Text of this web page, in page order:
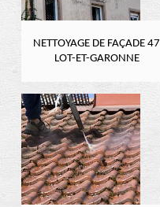
NETTOYAGE DE FAÇADE 47
LOT-ET-GARONNE